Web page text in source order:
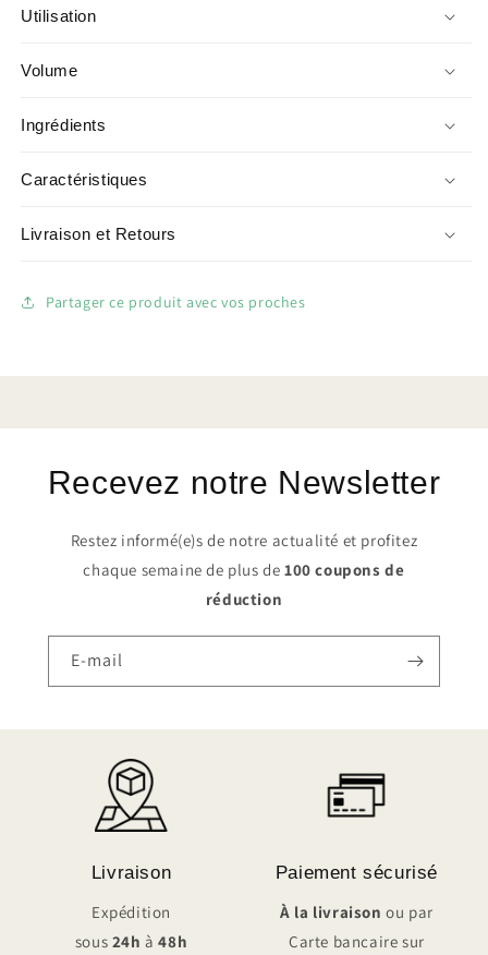
Utilisation
Volume
Ingrédients
Caractéristiques
Livraison et Retours
Partager ce produit avec vos proches
Recevez notre Newsletter
Restez informé(e)s de notre actualité et profitez
chaque semaine de plus de100 coupons de
réduction
E-mail
Livraison
Expédition
sous 24h à48h
Paiement sécurisé
À la livraisonou par
Carte bancaire sur